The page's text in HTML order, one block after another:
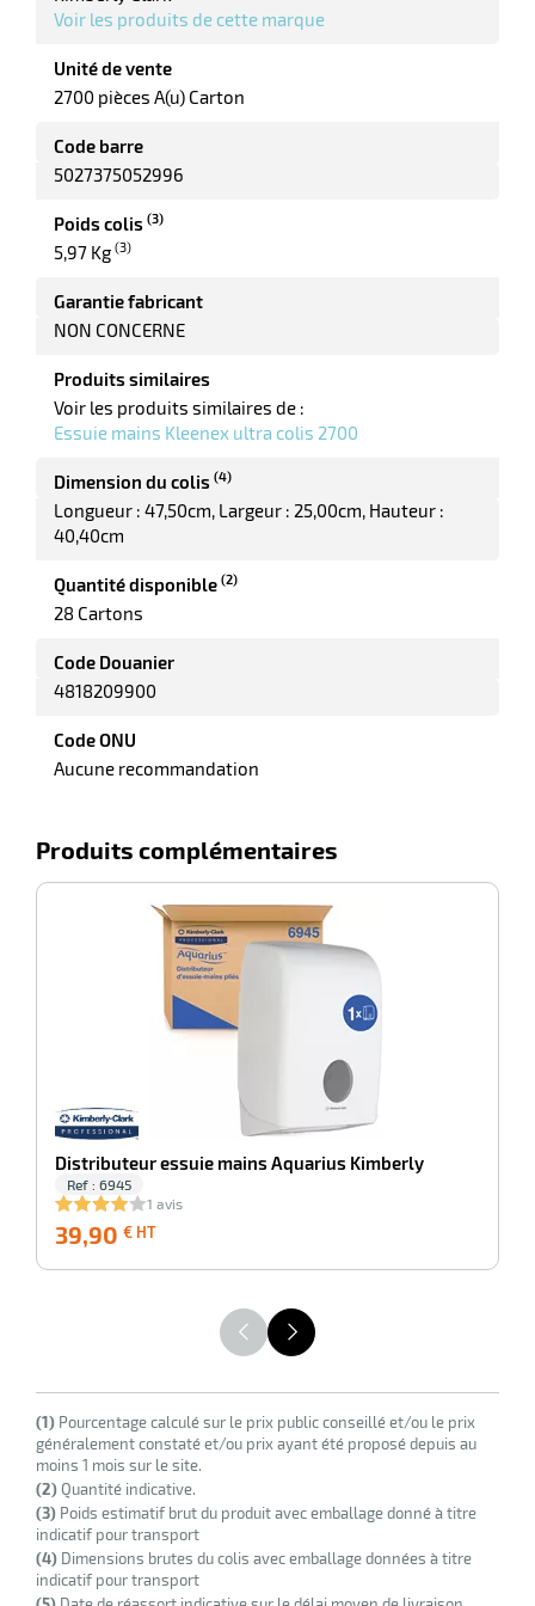
Voir les produits de cette marque
Unité de vente
2700 pièces A(u) Carton
Code barre
5027375052996
Poids colis (3)
5,97 Kg (3)
Garantie fabricant
NON CONCERNE
Produits similaires
Voir les produits similaires de :
Essuie mains Kleenex ultra colis 2700
Dimension du colis (4)
Longueur : 47,50cm Largeur : 25,00cm Hauteur :
40,40cm
Quantité disponible (2)
28 Cartons
Code Douanier
4818209900
Code ONU
Aucune recommandation
Produits complémentaires
Distributeur essuie mains Aquarius Kimberly
Ref : 6945
1 avis
39,90 € HT
HT
(1) Pourcentage calculé sur le prix public conseillé et/ou le prix
généralement constaté et/ou prix ayant été proposé depuis au
moins 1 mois sur le site.
(2)Quantité indicative.
(3) Poids estimatif brut du produit avec emballage donné à titre
indicatif pour transport
(4) Dimensions brutes du colis avec emballage données à titre
indicatif pour transport